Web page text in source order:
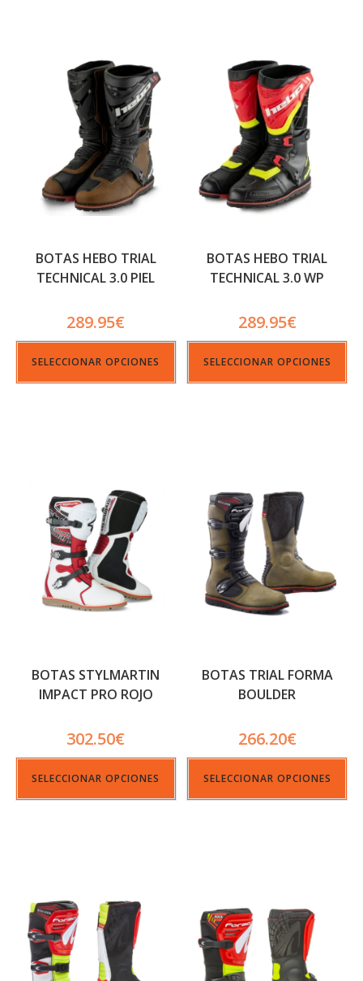
BOTAS HEBO TRIAL
TECHNICAL 3.0 PIEL
289.95€
SELECCIONAR OPCIONES
BOTAS HEBO TRIAL
TECHNICAL 3.0 WP
289.95€
SELECCIONAR OPCIONES
BOTAS STYLMARTIN
IMPACT PRO ROJO
302.50€
SELECCIONAR OPCIONES
BOTAS TRIAL FORMA
BOULDER
266.20€
SELECCIONAR OPCIONES